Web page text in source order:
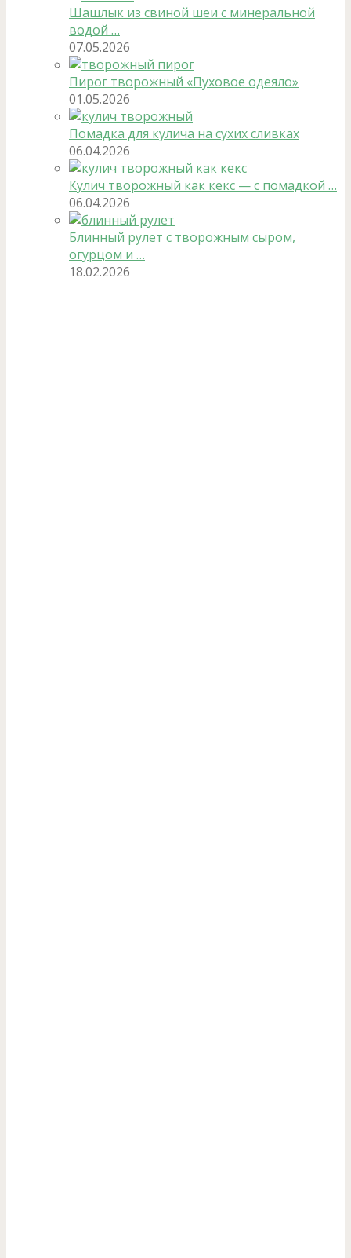
Шашлык из свиной шеи с минеральной
водой …
07.05.2026
Пирог творожный «Пуховое одеяло»
01.05.2026
Помадка для кулича на сухих сливках
06.04.2026
Кулич творожный как кекс — с помадкой …
06.04.2026
Блинный рулет с творожным сыром,
огурцом и …
18.02.2026